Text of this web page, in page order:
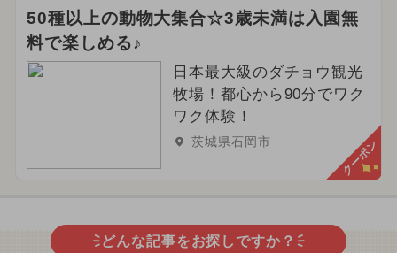
50種以上の動物大集合☆3歳未満は入園無
料で楽しめる♪
日本最大級のダチョウ観光
牧場！都心から90分でワク
ワク体験！
茨城県石岡市 クーポン
どんな記事をお探しですか？